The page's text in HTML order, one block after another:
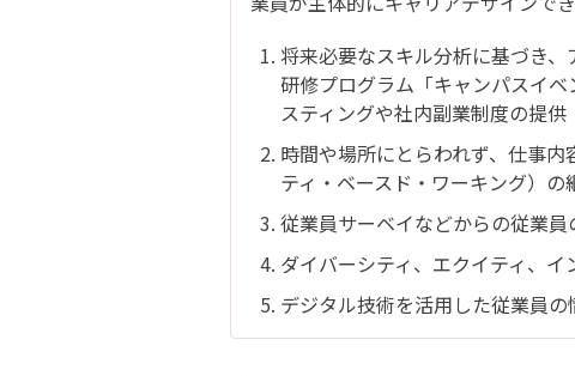
将来必要なスキル分析に基づき
研修プログラム「キャンパスイ
スティングや社内副業制度の提供
時間や場所にとらわれず、仕事
ティ・ベースド・ワーキング）
従業員サーベイなどからの従業
ダイバーシティ、エクイティ、
デジタル技術を活用した従業員